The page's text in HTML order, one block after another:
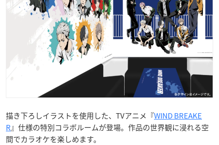
描き下ろしイラストを使用した、TVアニメ『WIND BREAKE
R』仕様の特別コラボルームが登場。作品の世界観に浸れる空
間でカラオケを楽しめます。